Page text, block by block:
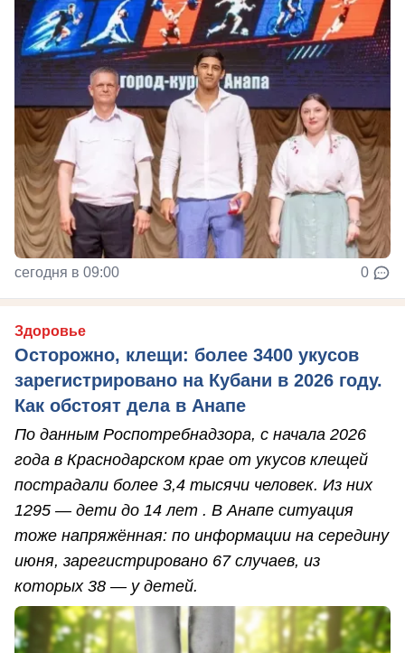
сегодня в 09:00 0
Здоровье
Осторожно, клещи: более 3400 укусов
зарегистрировано на Кубани в 2026 году.
Как обстоят дела в Анапе
По данным Роспотребнадзора, с начала 2026
года в Краснодарском крае от укусов клещей
пострадали более 3,4 тысячи человек. Из них
1295 — дети до 14 лет . В Анапе ситуация
тоже напряжённая: по информации на середину
июня, зарегистрировано 67 случаев, из
которых 38 — у детей.